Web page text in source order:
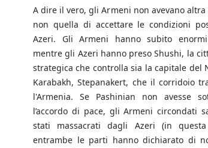
A dire il vero, gli Armeni non avevano altra
non quella di accettare le condizioni
Azeri. Gli Armeni hanno subito
mentre gli Azeri hanno preso Shushi, la
strategica che controlla sia la capitale del
Karabakh, Stepanakert, che il corridoio
l'Armenia. Se Pashinian non avesse
l’accordo di pace, gli Armeni circondati
stati massacrati dagli Azeri (in
entrambe le parti hanno dichiarato di